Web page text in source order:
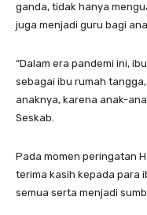
ganda, tidak hanya
juga menjadi guru bagi
“Dalam era pandemi ini,
sebagai ibu rumah
anaknya, karena anak-
Seskab.
Pada momen peringatan
terima kasih kepada para
semua serta menjadi